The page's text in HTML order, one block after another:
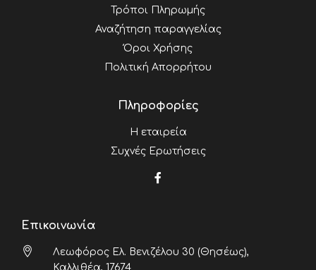
Τρόποι Πληρωμής
Αναζήτηση παραγγελίας
Όροι Χρήσης
Πολιτική Απορρήτου
Πληροφορίες
Η εταιρεία
Συχνές Ερωτήσεις
Επικοινωνία
Λεωφόρος Ελ. Βενιζέλου 30 (Θησέως),
Καλλιθέα, 17674